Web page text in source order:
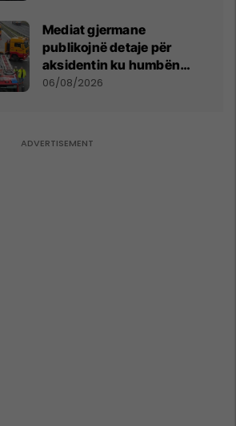
Mediat gjermane
publikojnë detaje për
aksidentin ku humbën
jetën tre mërgimtarë nga
06/08/2026